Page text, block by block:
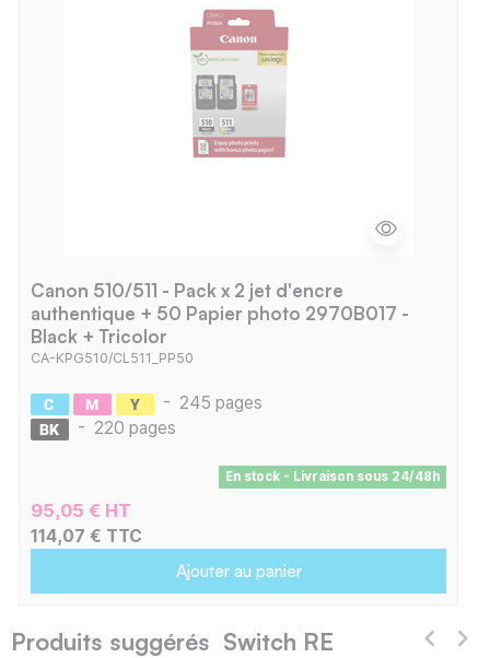
Canon 510/511 - Pack x 2 jet d'encre
authentique + 50 Papier photo 2970B017 -
Black + Tricolor
CA-KPG510/CL511_PP50
- 245 pages
- 220 pages
En stock - Livraison sous 24/48h
95,05 € HT
114,07 € TTC
Ajouter au panier
Produits suggérés Switch RE